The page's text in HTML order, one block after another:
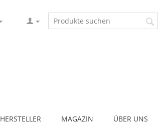
HERSTELLER MAGAZIN ÜBER UNS